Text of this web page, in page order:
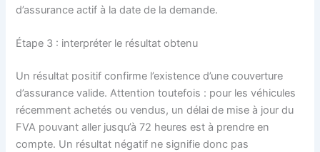
d’assurance actif à la date de la demande.
Étape 3 : interpréter le résultat obtenu
Un résultat positif confirme l’existence d’une couverture
d’assurance valide. Attention toutefois : pour les véhicules
récemment achetés ou vendus, un délai de mise à jour du
FVA pouvant aller jusqu’à 72 heures est à prendre en
compte. Un résultat négatif ne signifie donc pas